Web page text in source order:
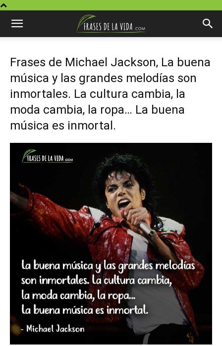
Frases de Michael Jackson, La buena
música y las grandes melodías son
inmortales. La cultura cambia, la
moda cambia, la ropa… La buena
música es inmortal.